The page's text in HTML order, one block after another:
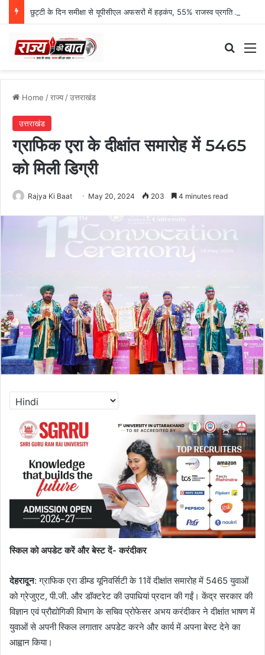
छुट्टी के दिन समीक्षा से यूपीसीएल अफसरों में हड़कंप, 55% राजस्व प्रगति पर एमडी नाराज
Home /राज्य/उत्तराखंड
उत्तराखंड
ग्राफिक एरा के दीक्षांत समारोह में 5465
को मिली डिग्री
Rajya Ki Baat May 20, 2024 203 4 minutes read
स्किल को अपडेट करें और बेस्ट दें- करंदीकर
देहरादून: ग्राफिक एरा डीम्ड यूनिवर्सिटी के 11वें दीक्षांत समारोह में 5465 युवाओं
को ग्रेजुएट, पी.जी. और डॉक्टरेट की उपाधियां प्रदान की गईं। केंद्र सरकार की
विज्ञान एवं प्रौद्योगिकी विभाग के सचिव प्रोफेसर अभय करंदीकर ने दीक्षांत भाषण में
युवाओं से अपनी स्किल लगातार अपडेट करने और कार्य में अपना बेस्ट देने का
आह्वान किया।